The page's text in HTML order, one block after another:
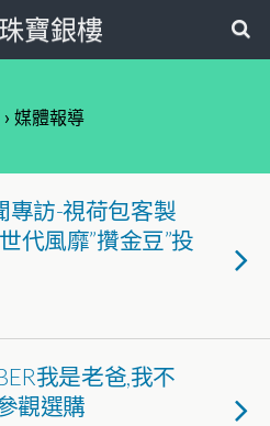
寶銀樓
媒體報導
專訪-視荷包客製
代風靡”攢金豆”投
我是老爸,我不
觀選購